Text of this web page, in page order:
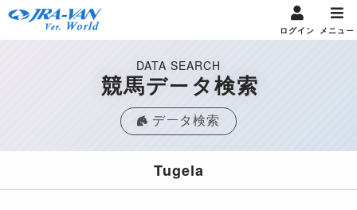
ログイン メニュー
DATA SEARCH
競馬データ検索
データ検索
Tugela